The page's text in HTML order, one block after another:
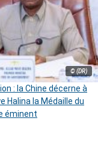
© (DR)
: la Chine décerne à
Halina la Médaille du
éminent